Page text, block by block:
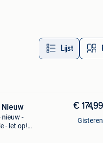
Lijst
Nieuw
nieuw -
- let op!
€ 174,99
Gisteren